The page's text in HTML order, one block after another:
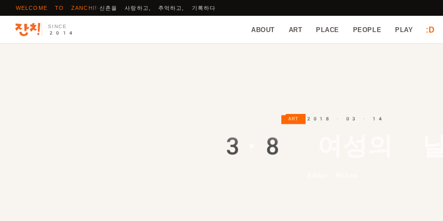
WELCOME TO ZANCHI! ·신촌을 사랑하고, 추억하고, 기록하다
SINCE
2014
ABOUT ART PLACE PEOPLE PLAY :D
ART 2018 · 03 · 14
3 8